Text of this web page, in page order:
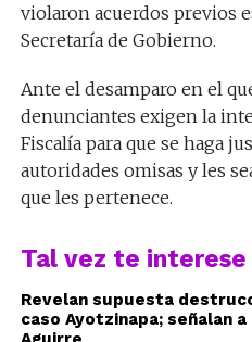
violaron acuerdos previos
Secretaría de Gobierno.
Ante el desamparo en el
denunciantes exigen la
Fiscalía para que se haga
autoridades omisas y les
que les pertenece.
Tal vez te
Revelan supuesta
caso Ayotzinapa; señalan